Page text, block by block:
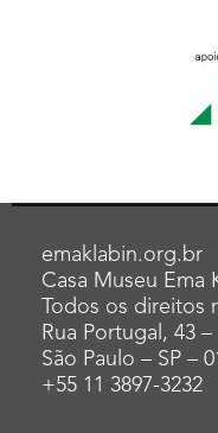
emaklabin.org.br
Casa Museu Ema
Todos os direitos
Rua Portugal, 43
São Paulo – SP –
+55 11 3897-3232